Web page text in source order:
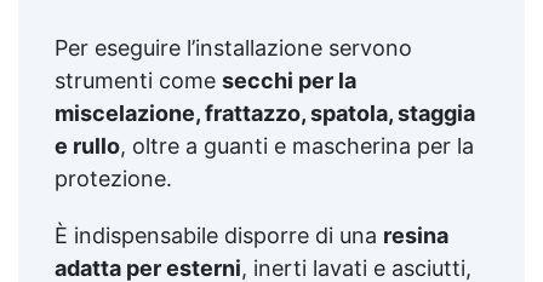
Per eseguire l’installazione servono
strumenti come secchi per la
miscelazione, frattazzo, spatola, staggia
e rullo, oltre a guanti e mascherina per la
protezione.
È indispensabile disporre di una resina
adatta per esterni, inerti lavati e asciutti,